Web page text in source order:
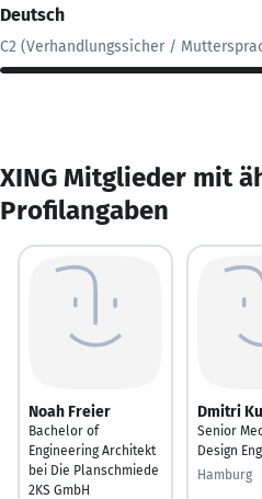
Deutsch
C2 (Verhandlungssicher /
XING Mitglieder mit
Profilangaben
Noah Freier
Bachelor of
Engineering Architekt
bei Die Planschmiede
2KS GmbH
Dmitri
Senior
Design
Hamburg